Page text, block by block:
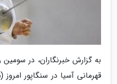
به گزارش خبرنگاران، در
قهرمانی آسیا در سنگاپور